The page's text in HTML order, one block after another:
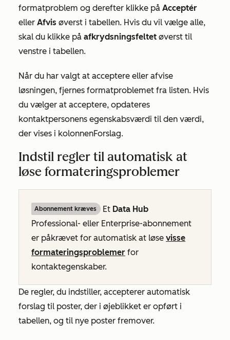
formatproblem og derefter klikke på Acceptér
eller Afvis øverst i tabellen. Hvis du vil vælge alle,
skal du klikke på afkrydsningsfeltet øverst til
venstre i tabellen.
Når du har valgt at acceptere eller afvise
løsningen, fjernes formatproblemet fra listen. Hvis
du vælger at acceptere, opdateres
kontaktpersonens egenskabsværdi til den værdi,
der vises i kolonnenForslag.
Indstil regler til automatisk at
løse formateringsproblemer
Abonnement kræves Et Data Hub
Professional- eller Enterprise-abonnement
er påkrævet for automatisk at løse visse
formateringsproblemer for
kontaktegenskaber.
De regler, du indstiller, accepterer automatisk
forslag til poster, der i øjeblikket er opført i
tabellen, og til nye poster fremover.